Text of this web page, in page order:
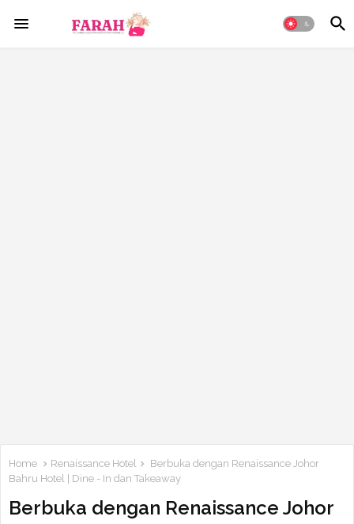
Home Renaissance Hotel
Berbuka dengan Renaissance Johor
Bahru Hotel | Dine - In dan Takeaway
Berbuka dengan Renaissance Johor